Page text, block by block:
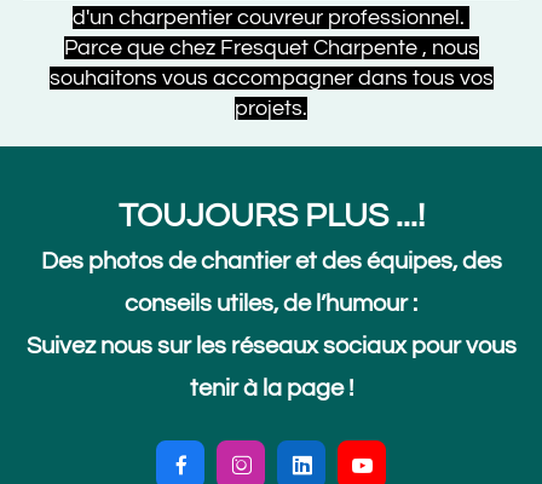
d'un charpentier couvreur professionnel.
Parce que chez Fresquet Charpente , nous
souhaitons vous accompagner dans tous vos
projets.
TOUJOURS PLUS ...!
Des photos de chantier et des équipes, des
conseils utiles, de l’humour :
Suivez nous sur les réseaux sociaux pour vous
tenir à la page !
   